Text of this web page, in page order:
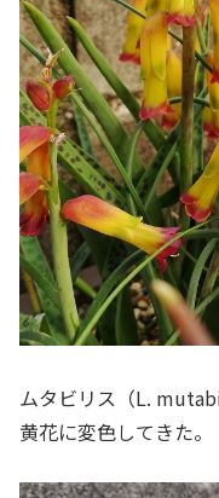
ムタビリス（L.
黄花に変色してきた。